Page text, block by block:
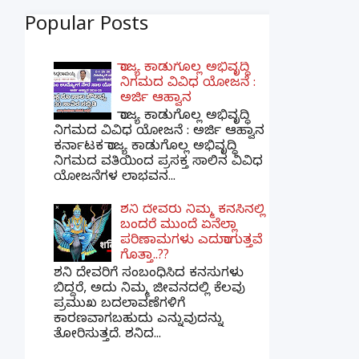
Popular Posts
ರಾಜ್ಯ ಕಾಡುಗೊಲ್ಲ ಅಭಿವೃದ್ಧಿ
ನಿಗಮದ ವಿವಿಧ ಯೋಜನೆ :
ಅರ್ಜಿ ಆಹ್ವಾನ
ರಾಜ್ಯ ಕಾಡುಗೊಲ್ಲ ಅಭಿವೃದ್ಧಿ
ನಿಗಮದ ವಿವಿಧ ಯೋಜನೆ : ಅರ್ಜಿ ಆಹ್ವಾನ
ಕರ್ನಾಟಕ ರಾಜ್ಯ ಕಾಡುಗೊಲ್ಲ ಅಭಿವೃದ್ಧಿ
ನಿಗಮದ ವತಿಯಿಂದ ಪ್ರಸಕ್ತ ಸಾಲಿನ ವಿವಿಧ
ಯೋಜನೆಗಳ ಲಾಭವನ...
ಶನಿ ದೇವರು ನಿಮ್ಮ ಕನಸಿನಲ್ಲಿ
ಬಂದರೆ ಮುಂದೆ ಏನೆಲ್ಲಾ
ಪರಿಣಾಮಗಳು ಎದುರಾಗುತ್ತವೆ
ಗೊತ್ತಾ..??
ಶನಿ ದೇವರಿಗೆ ಸಂಬಂಧಿಸಿದ ಕನಸುಗಳು
ಬಿದ್ದರೆ, ಅದು ನಿಮ್ಮ ಜೀವನದಲ್ಲಿ ಕೆಲವು
ಪ್ರಮುಖ ಬದಲಾವಣೆಗಳಿಗೆ
ಕಾರಣವಾಗಬಹುದು ಎನ್ನುವುದನ್ನು
ತೋರಿಸುತ್ತದೆ. ಶನಿದ...